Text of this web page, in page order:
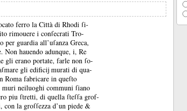
ferro la Città di Rhodi ſi-
rimouere i conſecrati Tro-
guardia all’uſanza Greca,
Non hauendo adunque, i, Re
gli erano portate, farle non ſo-
gli edificĳ murati di qua-
Roma fabricare in queſto
muri neiluoghi communi ſiano
piu ſtretti, di quella ſteſſa grof-
la groſſezza d’un piede &